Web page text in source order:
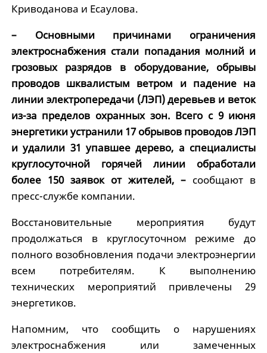
Криводанова и Есаулова.
– Основными причинами ограничения
электроснабжения стали попадания молний и
грозовых разрядов в оборудование, обрывы
проводов шквалистым ветром и падение на
линии электропередачи (ЛЭП) деревьев и веток
из-за пределов охранных зон. Всего с 9 июня
энергетики устранили 17 обрывов проводов ЛЭП
и удалили 31 упавшее дерево, а специалисты
круглосуточной горячей линии обработали
более 150 заявок от жителей, – сообщают в
пресс-службе компании.
Восстановительные мероприятия будут
продолжаться в круглосуточном режиме до
полного возобновления подачи электроэнергии
всем потребителям. К выполнению
технических мероприятий привлечены 29
энергетиков.
Напомним, что сообщить о нарушениях
электроснабжения или замеченных